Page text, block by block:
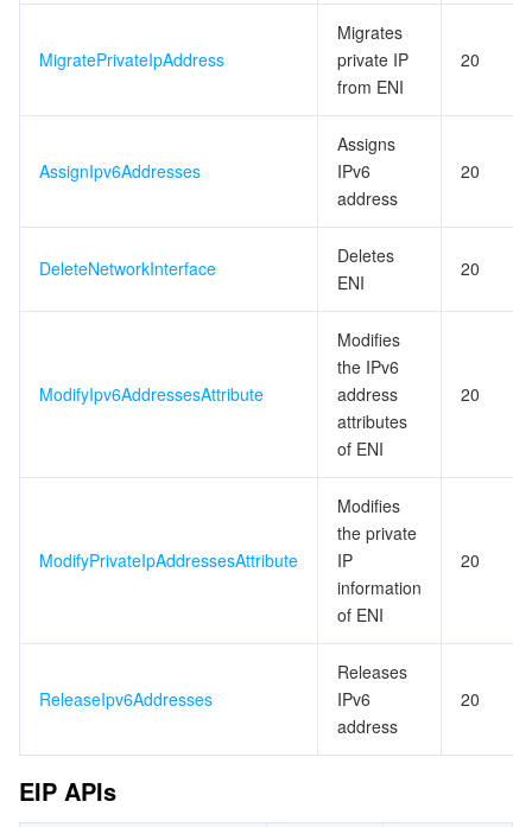
MigratePrivateIpAddress
Migrates
private IP
from ENI
20
AssignIpv6Addresses
Assigns
IPv6
address
20
DeleteNetworkInterface
Deletes
ENI
20
ModifyIpv6AddressesAttribute
Modifies
the IPv6
address
attributes
of ENI
20
ModifyPrivateIpAddressesAttribute
Modifies
the private
IP
information
of ENI
20
ReleaseIpv6Addresses
Releases
IPv6
address
20
EIP APIs